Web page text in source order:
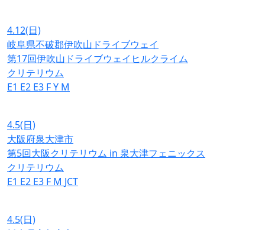
4.12(日)
岐阜県不破郡伊吹山ドライブウェイ
第17回伊吹山ドライブウェイヒルクライム
クリテリウム
E1 E2 E3 FY M
4.5(日)
大阪府泉大津市
第5回大阪クリテリウム in 泉大津フェニックス
クリテリウム
E1 E2 E3 F M JCT
4.5(日)